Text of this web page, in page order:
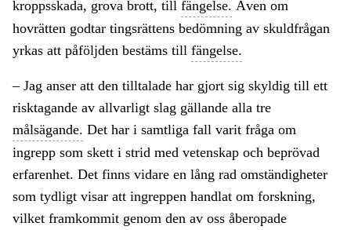
kroppsskada, grova brott, till fängelse. Även om
hovrätten godtar tingsrättens bedömning av skuldfrågan
yrkas att påföljden bestäms till fängelse.
– Jag anser att den tilltalade har gjort sig skyldig till ett
risktagande av allvarligt slag gällande alla tre
målsägande. Det har i samtliga fall varit fråga om
ingrepp som skett i strid med vetenskap och beprövad
erfarenhet. Det finns vidare en lång rad omständigheter
som tydligt visar att ingreppen handlat om forskning,
vilket framkommit genom den av oss åberopade